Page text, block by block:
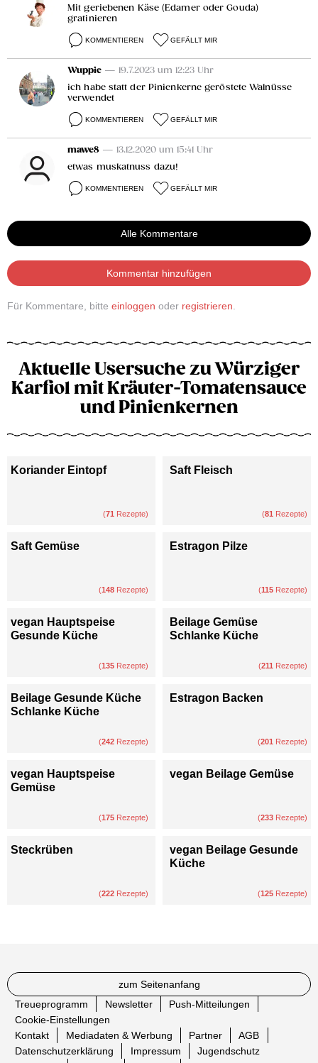
Mit geriebenen Käse (Edamer oder Gouda)
gratinieren
KOMMENTIEREN GEFÄLLT MIR
Wuppie — 19.7.2023 um 12:23 Uhr
ich habe statt der Pinienkerne geröstete Walnüsse
verwendet
KOMMENTIEREN GEFÄLLT MIR
mawe8 — 13.12.2020 um 15:41 Uhr
etwas muskatnuss dazu!
KOMMENTIEREN GEFÄLLT MIR
Alle Kommentare
Kommentar hinzufügen
Für Kommentare, bitte einloggen oder registrieren
Aktuelle Usersuche zu Würziger
Karfiol mit Kräuter-Tomatensauce
und Pinienkernen
Koriander Eintopf
(71 Rezepte)
Saft Fleisch
(81 Rezepte)
Saft Gemüse
(148 Rezepte)
Estragon Pilze
(115 Rezepte)
vegan Hauptspeise
Gesunde Küche
(135 Rezepte)
Beilage Gemüse
Schlanke Küche
(211 Rezepte)
Beilage Gesunde Küche
Schlanke Küche
(242 Rezepte)
Estragon Backen
(201 Rezepte)
vegan Hauptspeise
Gemüse
(175 Rezepte)
vegan Beilage Gemüse
(233 Rezepte)
Steckrüben
(222 Rezepte)
vegan Beilage Gesunde
Küche
(125 Rezepte)
zum Seitenanfang
Treueprogramm
Newsletter
Push-Mitteilungen
Cookie-Einstellungen
Kontakt
Mediadaten & Werbung Partner
AGB
Datenschutzerklärung
Impressum
Jugendschutz